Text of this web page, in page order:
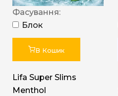
Фасування:
Блок
В Кошик
Lifa Super Slims
Menthol